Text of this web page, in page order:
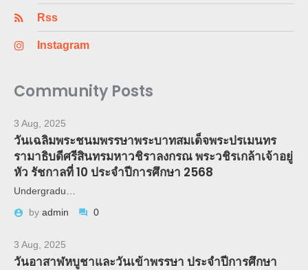
Rss
Instagram
Community Posts
3 Aug, 2025
วันเฉลิมพระชนมพรรษาพระบาทสมเด็จพระปรเมนทร
รามาธิบดีศรีสินทรมหาวชิราลงกรณ พระวชิรเกล้าเจ้าอยู่
หัว รัชกาลที่ 10 ประจำปีการศึกษา 2568
Undergradu…
by admin 0
3 Aug, 2025
วันอาสาฬหบูชาและวันเข้าพรรษา ประจำปีการศึกษา